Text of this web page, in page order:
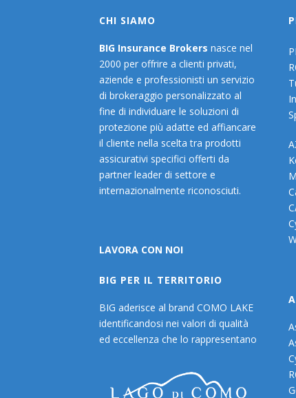
CHI SIAMO
BIG Insurance Brokers nasce nel
2000 per offrire a clienti privati,
aziende e professionisti un servizio
di brokeraggio personalizzato al
fine di individuare le soluzioni di
protezione più adatte ed affiancare
il cliente nella scelta tra prodotti
assicurativi specifici offerti da
partner leader di settore e
internazionalmente riconosciuti.
LAVORA CON NOI
BIG PER IL TERRITORIO
BIG aderisce al brand COMO LAKE
identificandosi nei valori di qualità
ed eccellenza che lo rappresentano